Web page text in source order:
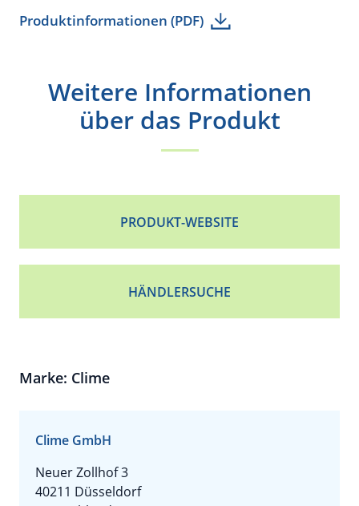
Produktinformationen (PDF)
Weitere Informationen
über das Produkt
PRODUKT-WEBSITE
HÄNDLERSUCHE
Marke: Clime
Clime GmbH
Neuer Zollhof 3
40211 Düsseldorf